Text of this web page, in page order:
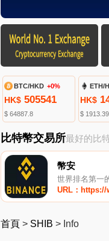
BTC/HKD +0%
HK$ 505541
$ 64887.8
ETH/
HK$
$ 1913.39
比特幣交易所最好的比
幣安
世界排名第一
URL：
首頁 > SHIB > Info